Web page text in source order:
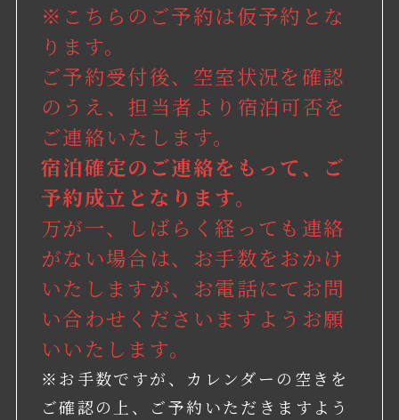
※こちらのご予約は仮予約とな
ります。
ご予約受付後、空室状況を確認
のうえ、担当者より宿泊可否を
ご連絡いたします。
宿泊確定のご連絡をもって、ご
予約成立となります。
万が一、しばらく経っても連絡
がない場合は、お手数をおかけ
いたしますが、お電話にてお問
い合わせくださいますようお願
いいたします。
※お手数ですが、カレンダーの空きを
ご確認の上、ご予約いただきますよう